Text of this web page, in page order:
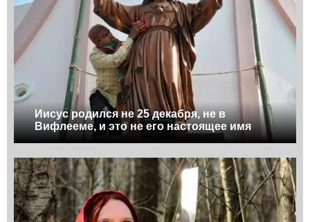
Иисус родился не 25 декабря, не в
Вифлееме, и это не его настоящее имя